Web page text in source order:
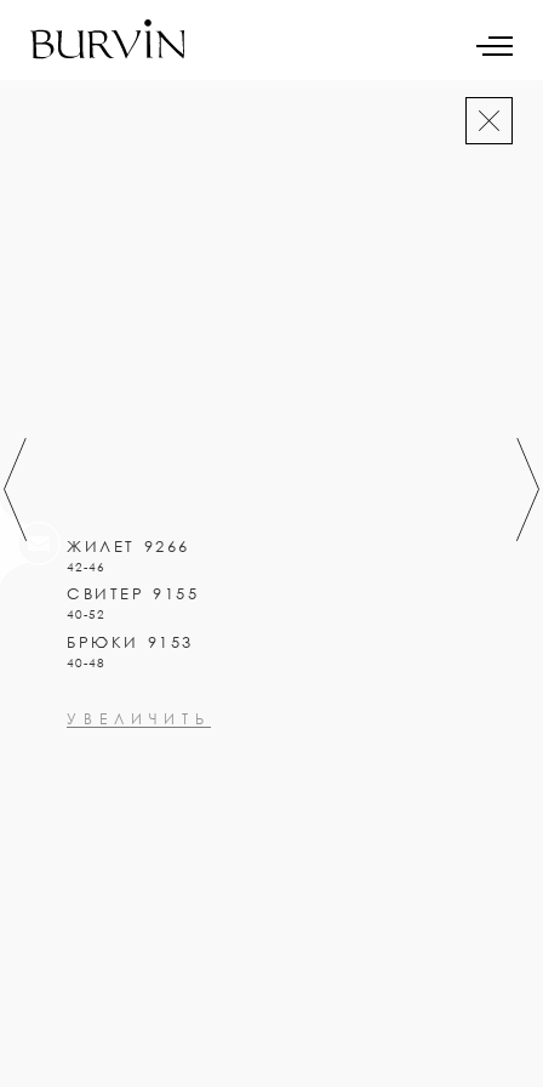
ЖИЛЕТ 9266
42-46
СВИТЕР 9155
40-52
БРЮКИ 9153
40-48
УВЕЛИЧИТЬ